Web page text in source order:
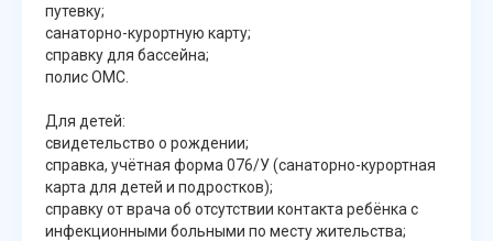
путевку;
санаторно-курортную карту;
справку для бассейна;
полис ОМС.
Для детей:
свидетельство о рождении;
справка, учётная форма 076/У (санаторно-курортная
карта для детей и подростков);
справку от врача об отсутствии контакта ребёнка с
инфекционными больными по месту жительства;